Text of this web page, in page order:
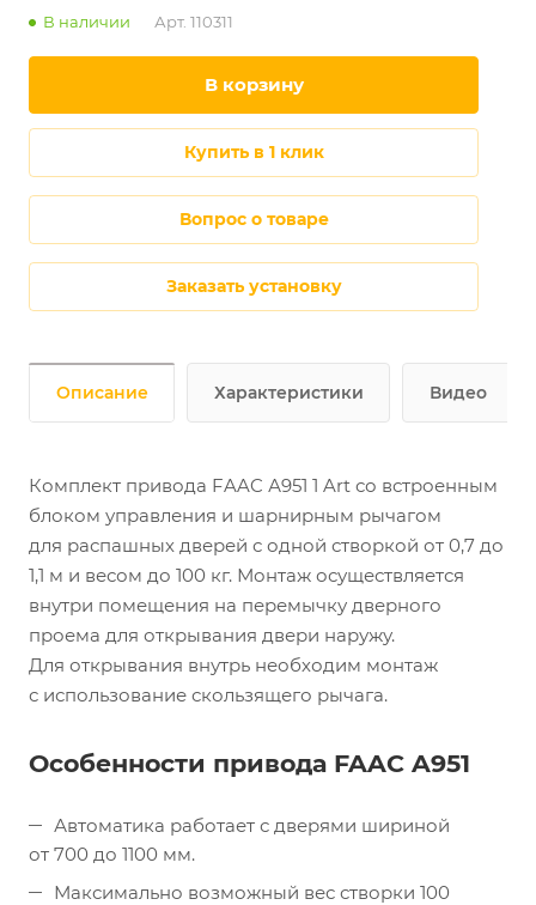
В наличии Арт. 110311
в корзину
купить в 1 клик
Вопрос о товаре
Заказать установку
Описание Характеристики Видео
Комплект привода FAAC А951 1 Art со встроенным
блоком управления и шарнирным рычагом
для распашных дверей с одной створкой от 0,7 до
1,1 м и весом до 100 кг. Монтаж осуществляется
внутри помещения на перемычку дверного
проема для открывания двери наружу.
Для открывания внутрь необходим монтаж
с использование скользящего рычага.
Особенности привода FAAC A951
Автоматика работает с дверями шириной
от 700 до 1100 мм.
Максимально возможный вес створки 100